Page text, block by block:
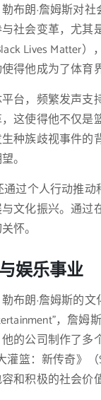
布朗·詹姆斯对
社会变革，尤其
Lives Matter
得他成为了体育
台，频繁发声
这使得他不仅
种族歧视事件
。
通过个人行动推
文化振兴。通
怀。
娱乐事业
布朗·詹姆斯的
，詹
的公司制作了多
灌篮：新传奇》
和积极的社会价